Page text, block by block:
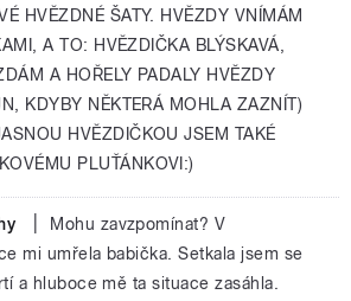
HVĚZDNÉ ŠATY. HVĚZDY VNÍMÁM
A TO: HVĚZDIČKA BLÝSKAVÁ,
A HOŘELY PADALY HVĚZDY
KDYBY NĚKTERÁ MOHLA ZAZNÍT)
HVĚZDIČKOU JSEM TAKÉ
PLUŤÁNKOVI:)
Mohu zavzpomínat? V
mi umřela babička. Setkala jsem se
a hluboce mě ta situace zasáhla.